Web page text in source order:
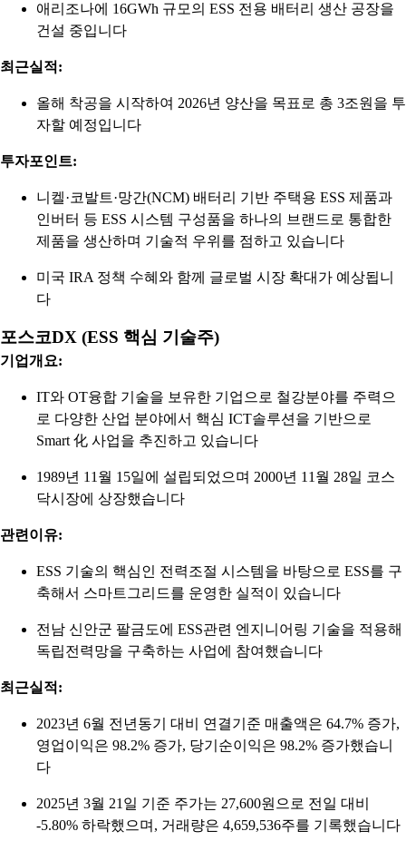
애리조나에 16GWh 규모의 ESS 전용 배터리 생산 공장을
건설 중입니다
최근실적:
올해 착공을 시작하여 2026년 양산을 목표로 총 3조원을 투
자할 예정입니다
투자포인트:
니켈·코발트·망간(NCM) 배터리 기반 주택용 ESS 제품과
인버터 등 ESS 시스템 구성품을 하나의 브랜드로 통합한
제품을 생산하며 기술적 우위를 점하고 있습니다
미국 IRA 정책 수혜와 함께 글로벌 시장 확대가 예상됩니
다
포스코DX (ESS 핵심 기술주)
기업개요:
IT와 OT융합 기술을 보유한 기업으로 철강분야를 주력으
로 다양한 산업 분야에서 핵심 ICT솔루션을 기반으로
Smart 化 사업을 추진하고 있습니다
1989년 11월 15일에 설립되었으며 2000년 11월 28일 코스
닥시장에 상장했습니다
관련이유:
ESS 기술의 핵심인 전력조절 시스템을 바탕으로 ESS를 구
축해서 스마트그리드를 운영한 실적이 있습니다
전남 신안군 팔금도에 ESS관련 엔지니어링 기술을 적용해
독립전력망을 구축하는 사업에 참여했습니다
최근실적:
2023년 6월 전년동기 대비 연결기준 매출액은 64.7% 증가,
영업이익은 98.2% 증가, 당기순이익은 98.2% 증가했습니
다
2025년 3월 21일 기준 주가는 27,600원으로 전일 대비
-5.80% 하락했으며, 거래량은 4,659,536주를 기록했습니다